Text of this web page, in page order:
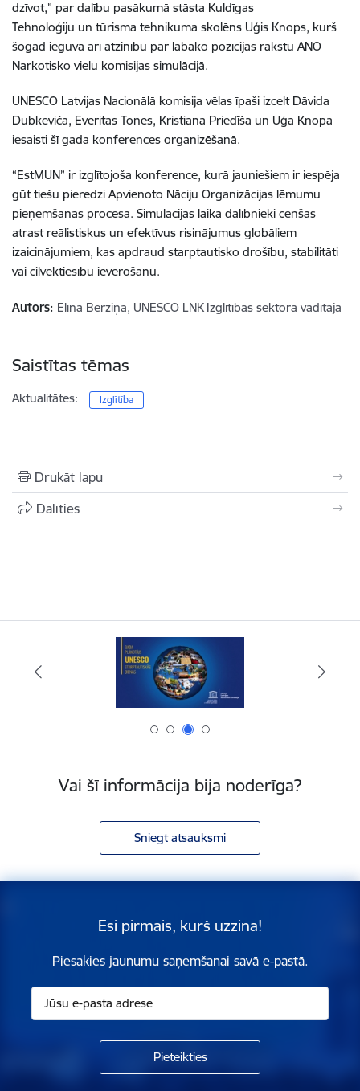
dzīvot,” par dalību pasākumā stāsta Kuldīgas
Tehnoloģiju un tūrisma tehnikuma skolēns Uģis Knops, kurš
šogad ieguva arī atzinību par labāko pozīcijas rakstu ANO
Narkotisko vielu komisijas simulācijā.
UNESCO Latvijas Nacionālā komisija vēlas īpaši izcelt Dāvida
Dubkeviča, Everitas Tones, Kristiana Priedīša un Uģa Knopa
iesaisti šī gada konferences organizēšanā.
“EstMUN” ir izglītojoša konference, kurā jauniešiem ir iespēja
gūt tiešu pieredzi Apvienoto Nāciju Organizācijas lēmumu
pieņemšanas procesā. Simulācijas laikā dalībnieki cenšas
atrast reālistiskus un efektīvus risinājumus globāliem
izaicinājumiem, kas apdraud starptautisko drošību, stabilitāti
vai cilvēktiesību ievērošanu.
Autors: Elīna Bērziņa, UNESCO LNK Izglītības sektora vadītāja
Saistītas tēmas
Aktualitātes: Izglītība
Drukāt lapu
Dalīties
Vai šī informācija bija noderīga?
Sniegt atsauksmi
Esi pirmais, kurš uzzina!
Piesakies jaunumu saņemšanai savā e-pastā.